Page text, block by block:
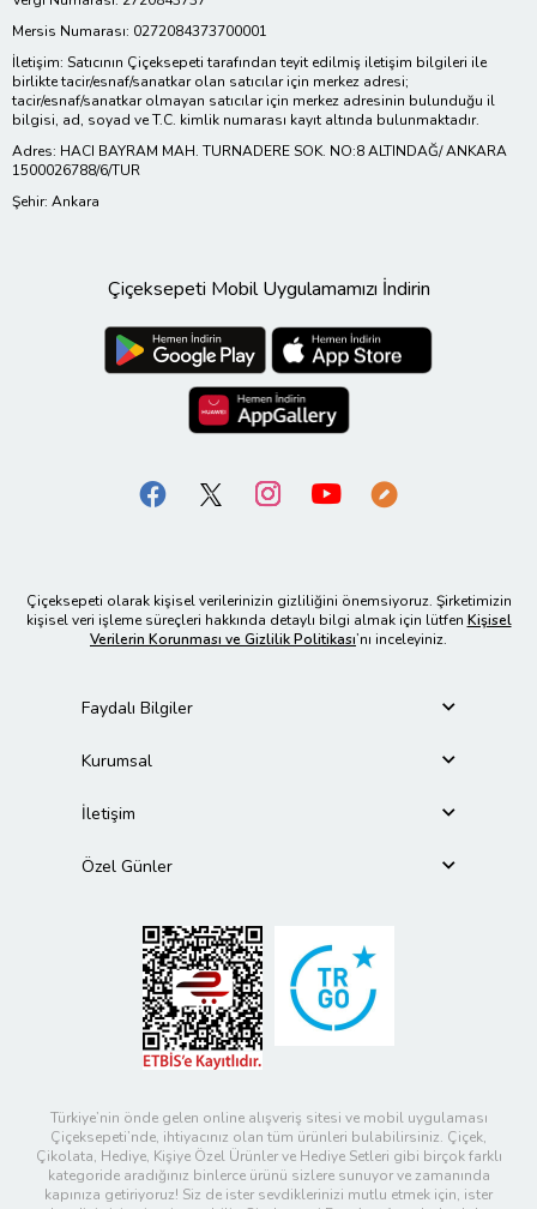
Mersis Numarası: 0272084373700001
İletişim: Satıcının Çiçeksepeti tarafından teyit edilmiş iletişim bilgileri ile
birlikte tacir/esnaf/sanatkar olan satıcılar için merkez adresi;
tacir/esnaf/sanatkar olmayan satıcılar için merkez adresinin bulunduğu il
bilgisi, ad, soyad ve T.C. kimlik numarası kayıt altında bulunmaktadır.
Adres: HACI BAYRAM MAH. TURNADERE SOK. NO:8 ALTINDAĞ/ ANKARA
1500026788/6/TUR
Şehir: Ankara
Çiçeksepeti Mobil Uygulamamızı İndirin
Çiçeksepeti olarak kişisel verilerinizin gizliliğini önemsiyoruz. Şirketimizin
kişisel veri işleme süreçleri hakkında detaylı bilgi almak için lütfen Kişisel
Verilerin Korunması ve Gizlilik Politikası’nı inceleyiniz.
Faydalı Bilgiler
Kurumsal
İletişim
Özel Günler
Türkiye’nin önde gelen online alışveriş sitesi ve mobil uygulaması
Çiçeksepeti’nde, ihtiyacınız olan tüm ürünleri bulabilirsiniz. Çiçek,
Çikolata, Hediye, Kişiye Özel Ürünler ve Hediye Setleri gibi birçok farklı
kategoride aradığınız binlerce ürünü sizlere sunuyor ve zamanında
kapınıza getiriyoruz! Siz de ister sevdiklerinizi mutlu etmek için, ister